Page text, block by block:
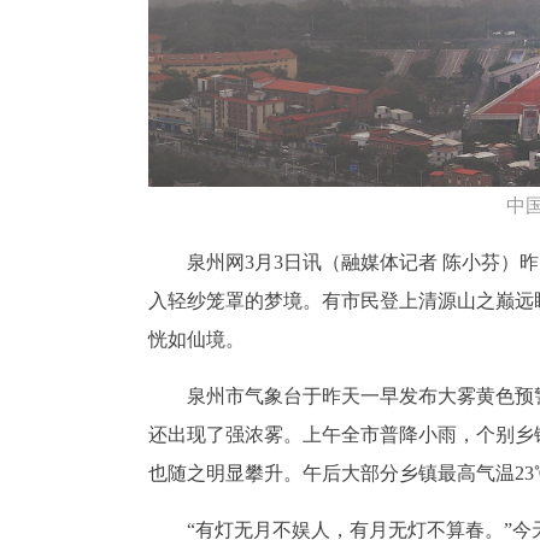
中
泉州网3月3日讯（融媒体记者 陈小芬）
入轻纱笼罩的梦境。有市民登上清源山之巅
恍如仙境。
泉州市气象台于昨天一早发布大雾黄色
还出现了强浓雾。上午全市普降小雨，个别
也随之明显攀升。午后大部分乡镇最高气温
“有灯无月不娱人，有月无灯不算春。”